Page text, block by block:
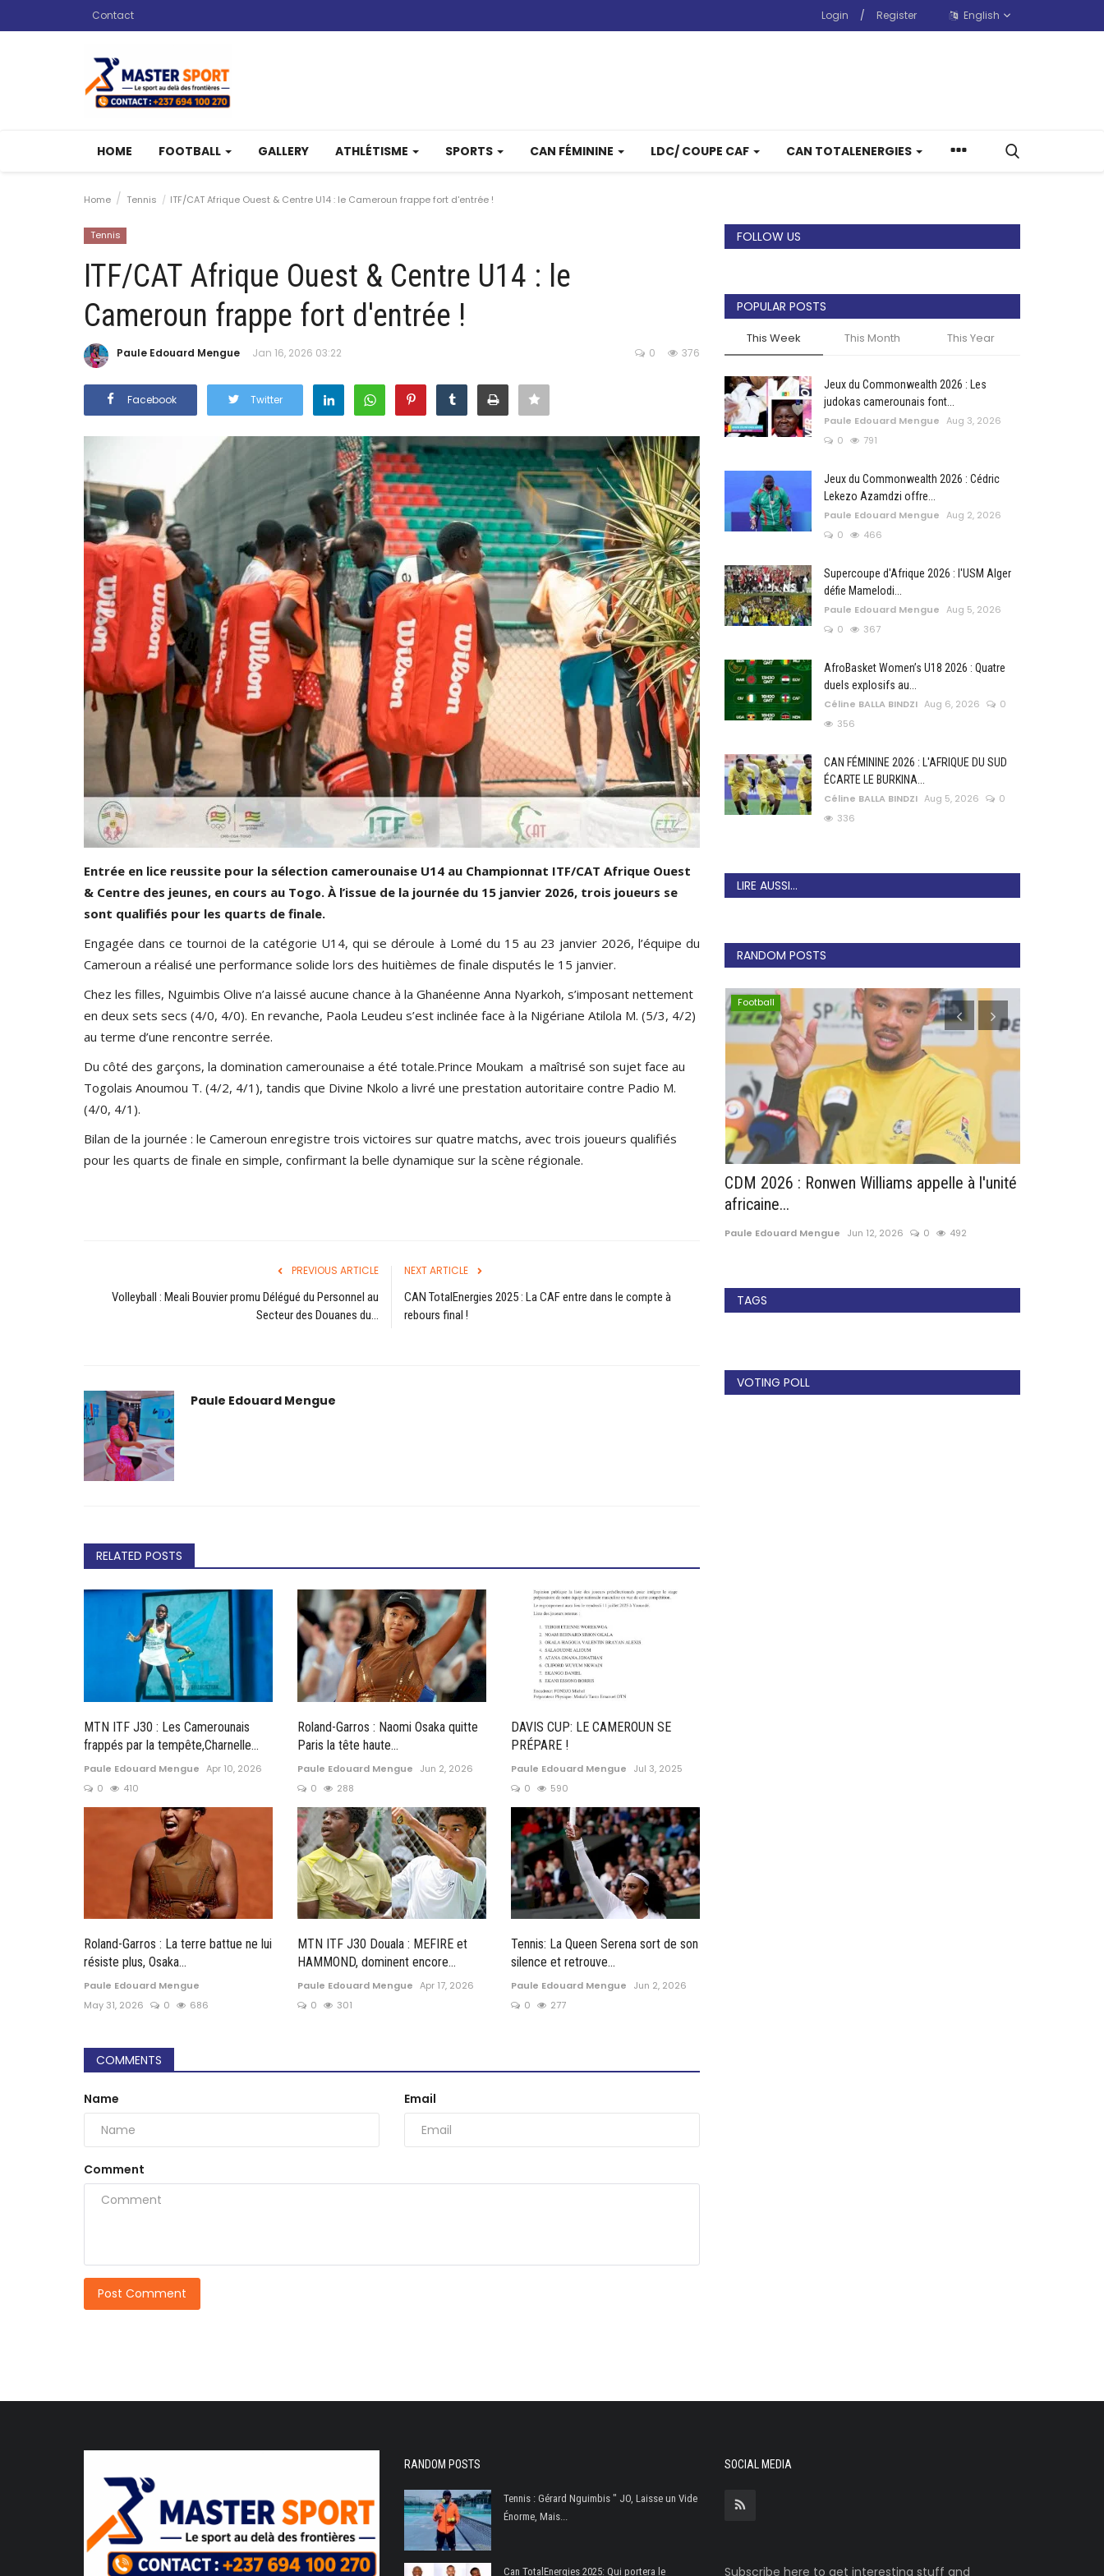
Contact Login / Register English
HOME FOOTBALL GALLERY ATHLÉTISME SPORTS CAN FÉMININE LDC/ COUPE CAF CAN TOTALENERGIES
Home Tennis ITF/CAT Afrique Ouest & Centre U14 : le Cameroun frappe fort d'entrée !
Tennis
ITF/CAT Afrique Ouest & Centre U14 : le
Cameroun frappe fort d'entrée !
Paule Edouard Mengue Jan 16, 2026 03:22 376
0
Facebook Twitter
Entrée en lice reussite pour la sélection camerounaise U14 au Championnat ITF/CAT Afrique Ouest
& Centre des jeunes, en cours au Togo. À l’issue de la journée du 15 janvier 2026, trois joueurs se
sont qualifiés pour les quarts de finale.
Engagée dans ce tournoi de la catégorie U14, qui se déroule à Lomé du 15 au 23 janvier 2026, l’équipe du
Cameroun a réalisé une performance solide lors des huitièmes de finale disputés le 15 janvier.
Chez les filles, Nguimbis Olive n’a laissé aucune chance à la Ghanéenne Anna Nyarkoh, s’imposant nettement
en deux sets secs (4/0, 4/0). En revanche, Paola Leudeu s’est inclinée face à la Nigériane Atilola M. (5/3, 4/2)
au terme d’une rencontre serrée.
Du côté des garçons, la domination camerounaise a été totale.Prince Moukam a maîtrisé son sujet face au
Togolais Anoumou T. (4/2, 4/1), tandis que Divine Nkolo a livré une prestation autoritaire contre Padio M.
(4/0, 4/1).
Bilan de la journée : le Cameroun enregistre trois victoires sur quatre matchs, avec trois joueurs qualifiés
pour les quarts de finale en simple, confirmant la belle dynamique sur la scène régionale.
PREVIOUS ARTICLE
Volleyball : Meali Bouvier promu Délégué du Personnel au
Secteur des Douanes du...
NEXT ARTICLE
CAN TotalEnergies 2025 : La CAF entre dans le compte à
rebours final !
Paule Edouard Mengue
RELATED POSTS
MTN ITF J30 : Les Camerounais
frappés par la tempête,Charnelle...
Paule Edouard Mengue Apr 10, 2026
0
410
Roland-Garros : Naomi Osaka quitte
Paris la tête haute...
Paule Edouard Mengue
Jun 2, 2026
0
288
DAVIS CUP: LE CAMEROUN SE
PRÉPARE !
Paule Edouard Mengue
Jul 3, 2025
0
590
Roland-Garros : La terre battue ne lui
résiste plus, Osaka...
Paule Edouard Mengue
May 31, 2026
0 686
MTN ITF J30 Douala : MEFIRE et
HAMMOND, dominent encore...
Paule Edouard Mengue Apr 17, 2026
0
301
Tennis: La Queen Serena sort de son
silence et retrouve...
Paule Edouard Mengue
Jun 2, 2026
0
277
COMMENTS
Name Email
Comment
Post Comment
FOLLOW US
POPULAR POSTS
This Week This Month This Year
Jeux du Commonwealth 2026 : Les
judokas camerounais font...
Paule Edouard Mengue Aug 3, 2026
0
791
Jeux du Commonwealth 2026 : Cédric
Lekezo Azamdzi offre...
Paule Edouard Mengue Aug 2, 2026
0
466
Supercoupe d'Afrique 2026 : l'USM Alger
défie Mamelodi...
Paule Edouard Mengue Aug 5, 2026
0
367
AfroBasket Women’s U18 2026 : Quatre
duels explosifs au...
Céline BALLA BINDZI Aug 6, 2026
0
356
CAN FÉMININE 2026 : L'AFRIQUE DU SUD
ÉCARTE LE BURKINA...
Céline BALLA BINDZI Aug 5, 2026
0
336
LIRE AUSSI...
RANDOM POSTS
Volleyball Football Football
CDM 2026 : Ronwen Williams appelle à l'unité
africaine...
Paule Edouard Mengue Jun 12, 2026 0 492
TAGS
VOTING POLL
RANDOM POSTS
Tennis : Gérard Nguimbis " JO, Laisse un Vide
Énorme, Mais...
Can TotalEnergies 2025: Qui portera le
SOCIAL MEDIA
Subscribe here to get interesting stuff and